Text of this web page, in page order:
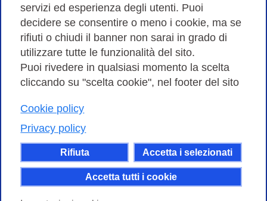
servizi ed esperienza degli utenti. Puoi
decidere se consentire o meno i cookie, ma se
rifiuti o chiudi il banner non sarai in grado di
utilizzare tutte le funzionalità del sito.
Puoi rivedere in qualsiasi momento la scelta
cliccando su "scelta cookie", nel footer del sito
Cookie policy
Privacy policy
Rifiuta Accetta i selezionati
Accetta tutti i cookie
Bandi di Gara
Consortium GARR - Via dei Tizii, 6 - 00185 Roma | Tel.
| CF 97284570583 – PI 07577141000 | Codice
Destinatario 7EU9KEU |
Il contenuto di questo sito e' rilasciato, tranne dove
altrimenti indicato, secondo i termini della licenza
Creative Commons